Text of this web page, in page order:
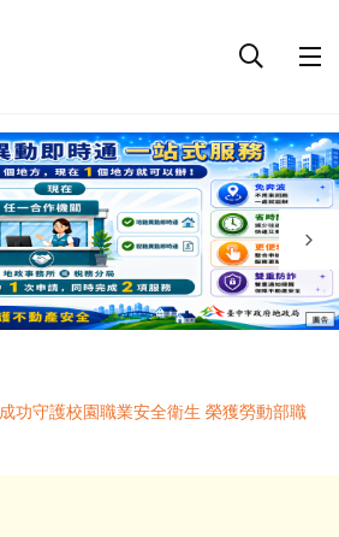
功守護校園職業安全衛生 榮獲勞動部職